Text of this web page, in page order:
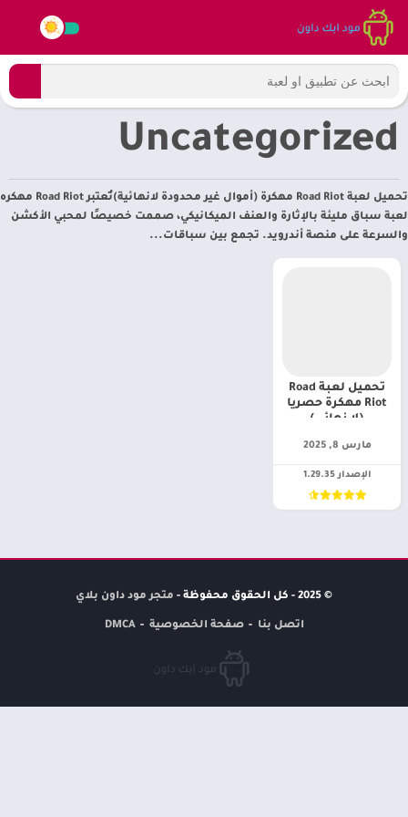
Uncategorized
تحميل لعبة Road Riot مهكرة (أموال غير محدودة لانهائية)تُعتبر Road Riot مهكره
لعبة سباق مليئة بالإثارة والعنف الميكانيكي، صممت خصيصًا لمحبي الأكشن
والسرعة على منصة أندرويد. تجمع بين سباقات...
تحميل لعبة Road
Riot مهكرة حصريا
(لا نهائي)
مارس 8, 2025
الإصدار 1.29.35
© 2025 - كل الحقوق محفوظة - متجر مود داون بلاي
اتصل بنا صفحة الخصوصية DMCA